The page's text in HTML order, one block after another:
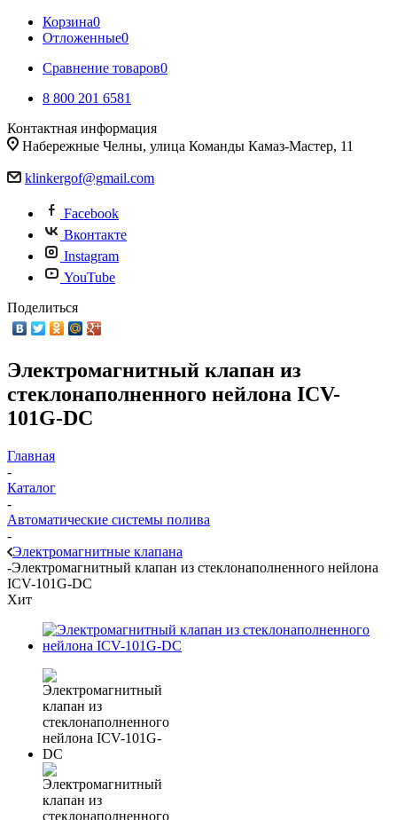
Корзина0
Отложенные0
Сравнение товаров0
8 800 201 6581
Контактная информация
Набережные Челны, улица Команды Камаз-Мастер, 11
klinkergof@gmail.com
Facebook
Вконтакте
Instagram
YouTube
Поделиться
Электромагнитный клапан из
стеклонаполненного нейлона ICV-
101G-DC
Главная
-
Каталог
-
Автоматические системы полива
-
Электромагнитные клапана
-Электромагнитный клапан из стеклонаполненного нейлона
ICV-101G-DC
Хит